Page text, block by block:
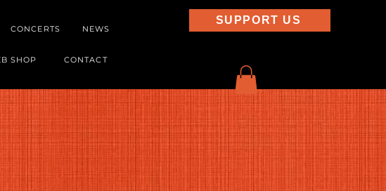
CONCERTS NEWS
SHOP CONTACT
SUPPORT US